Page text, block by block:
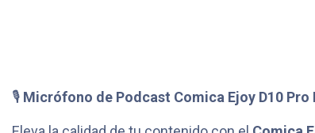
🎙️ Micrófono de Podcast Comica Ejoy D10 Pro